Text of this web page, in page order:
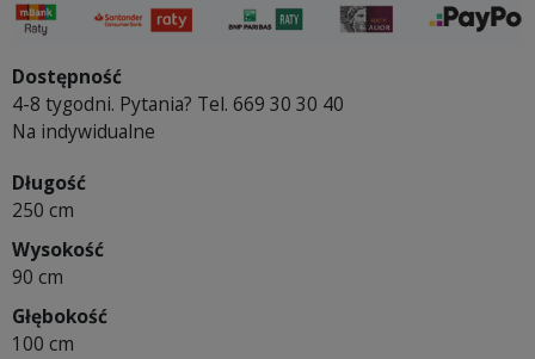
Dostępność
4-8 tygodni. Pytania? Tel. 669 30 30 40
Na indywidualne
Długość
250 cm
Wysokość
90 cm
Głębokość
100 cm